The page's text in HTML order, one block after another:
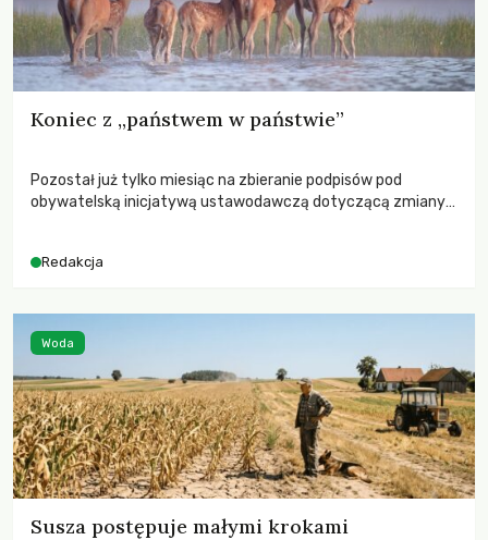
Koniec z „państwem w państwie”
Pozostał już tylko miesiąc na zbieranie podpisów pod
obywatelską inicjatywą ustawodawczą dotyczącą zmiany
niezwykle korzystne rozwiązania dla przyrody i zwierząt,
funkcjonowania łowiectwa w Polsce.
Redakcja
Susza postępuje małymi krokami
Woda